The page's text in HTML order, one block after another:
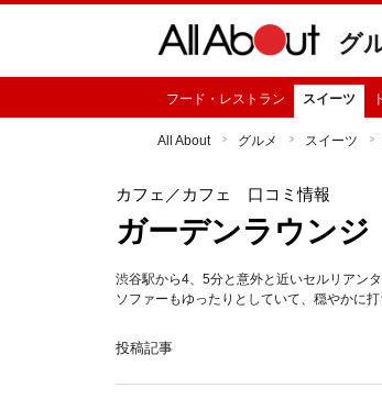
グ
フード・レストラン スイーツ
All About グルメ スイーツ
カフェ ／カフェ 口コミ情報
ガーデンラウンジ
渋谷駅から4、5分と意外と近いセルリアン
ソファーもゆったりとしていて、穏やかに打
投稿記事